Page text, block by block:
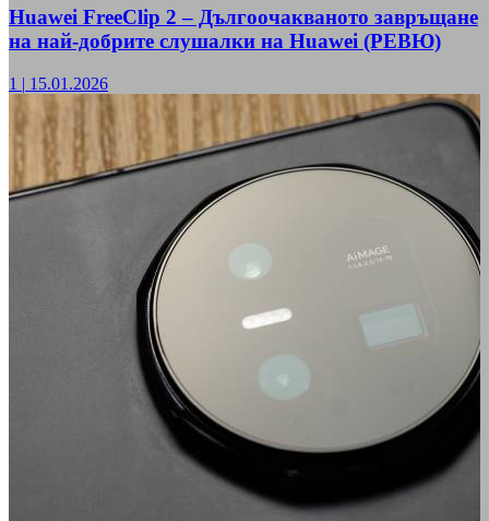
Huawei FreeClip 2 – Дългоочакваното завръщане
на най-добрите слушалки на Huawei (РЕВЮ)
1 | 15.01.2026